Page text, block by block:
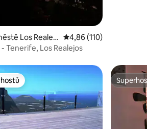
5, 204 hodnocení
Los Realejo Průměrné hodnocení
4,86 (110)
Tenerife, Los Realejos